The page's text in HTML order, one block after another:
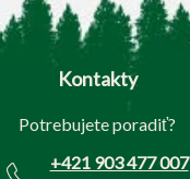
Kontakty
Potrebujete poradiť?
+421 903 477 007